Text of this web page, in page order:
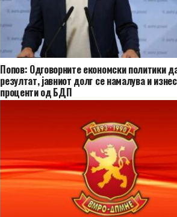
Попов: Одговорните економски политики
резултат, јавниот долг се намалува и
проценти од БДП